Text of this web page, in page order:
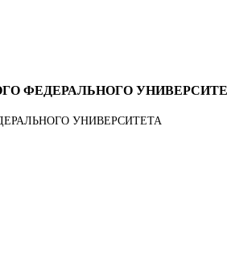
ФЕДЕРАЛЬНОГО
УНИВЕРСИТЕТА